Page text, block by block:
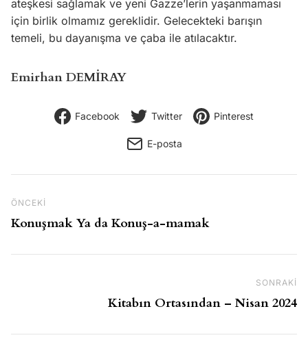
ateşkesi sağlamak ve yeni Gazze’lerin yaşanmaması
için birlik olmamız gereklidir. Gelecekteki barışın
temeli, bu dayanışma ve çaba ile atılacaktır.
Emirhan DEMİRAY
Facebook Twitter Pinterest
E-posta
Önceki Gönderi
ÖNCEKI
Konuşmak Ya da Konuş-a-mamak
SONRAKI
Kitabın Ortasından – Nisan 2024